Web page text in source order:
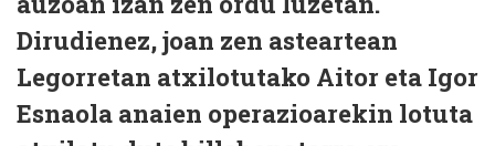
Dirudienez, joan zen asteartean
Legorretan atxilotutako Aitor eta Igor
Esnaola anaien operazioarekin lotuta